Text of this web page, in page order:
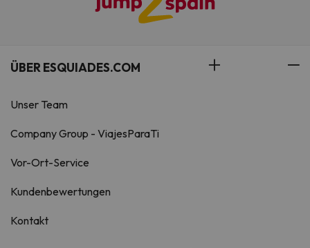
ÜBER ESQUIADES.COM
Unser Team
Company Group - ViajesParaTi
Vor-Ort-Service
Kundenbewertungen
Kontakt